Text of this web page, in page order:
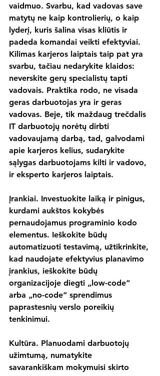
vaidmuo. Svarbu, kad vadovas save
matytų ne kaip kontrolierių, o kaip
lyderį, kuris šalina visas kliūtis ir
padeda komandai veikti efektyviai.
Kilimas karjeros laiptais taip pat yra
svarbu, tačiau nedarykite klaidos:
neverskite gerų specialistų tapti
vadovais. Praktika rodo, ne visada
geras darbuotojas yra ir geras
vadovas. Beje, tik maždaug trečdalis
IT darbuotojų norėtų dirbti
vadovaujamą darbą, tad, galvodami
apie karjeros kelius, sudarykite
sąlygas darbuotojams kilti ir vadovo,
ir eksperto karjeros laiptais.
Įrankiai. Investuokite laiką ir pinigus,
kurdami aukštos kokybės
pernaudojamus programinio kodo
elementus. Ieškokite būdų
automatizuoti testavimą, užtikrinkite,
kad naudojate efektyvius planavimo
įrankius, ieškokite būdų
organizacijoje diegti „low-code“
arba „no-code“ sprendimus
paprastesnių verslo poreikių
tenkinimui.
Kultūra. Planuodami darbuotojų
užimtumą, numatykite
savarankiškam mokymuisi skirto